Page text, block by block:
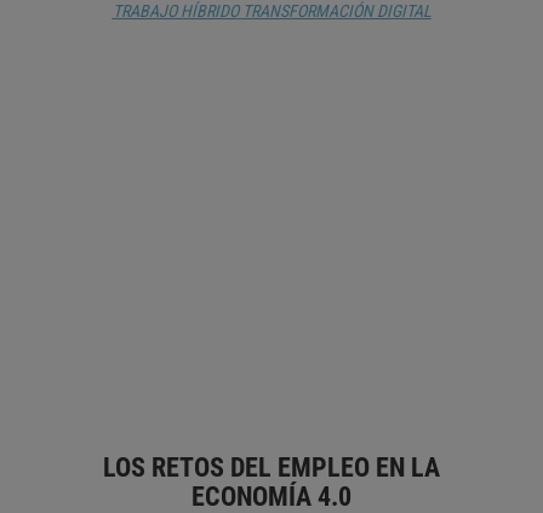
TRABAJO HÍBRIDO TRANSFORMACIÓN DIGITAL
LOS RETOS DEL EMPLEO EN LA
ECONOMÍA 4.0